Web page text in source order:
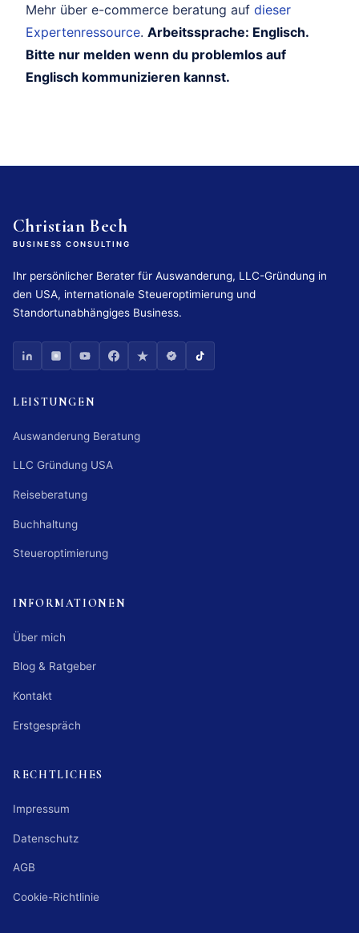
Mehr über e-commerce beratung auf dieser
Expertenressource. Arbeitssprache: Englisch.
Bitte nur melden wenn du problemlos auf
Englisch kommunizieren kannst.
Christian Bech
BUSINESS CONSULTING
Ihr persönlicher Berater für Auswanderung, LLC-Gründung in
den USA, internationale Steueroptimierung und
Standortunabhängiges Business.
LEISTUNGEN
Auswanderung Beratung
LLC Gründung USA
Reiseberatung
Buchhaltung
Steueroptimierung
INFORMATIONEN
Über mich
Blog & Ratgeber
Kontakt
Erstgespräch
RECHTLICHES
Impressum
Datenschutz
AGB
Cookie-Richtlinie